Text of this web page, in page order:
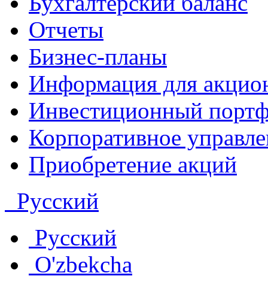
Отчеты
Бизнес-планы
Информация для
Инвестиционный
Корпоративное
Приобретение акций
Русский
Русский
O'zbekcha